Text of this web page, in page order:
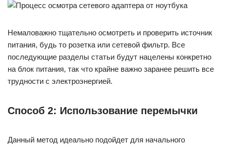
Немаловажно тщательно осмотреть и проверить источник
питания, будь то розетка или сетевой фильтр. Все
последующие разделы статьи будут нацелены конкретно
на блок питания, так что крайне важно заранее решить все
трудности с электроэнергией.
Способ 2: Использование перемычки
Данный метод идеально подойдет для начального